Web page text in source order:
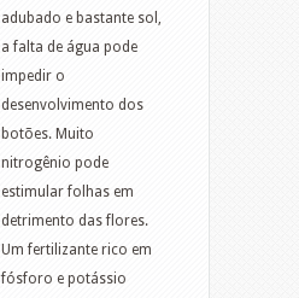
adubado e bastante sol,
a falta de água pode
impedir o
desenvolvimento dos
botões. Muito
nitrogênio pode
estimular folhas em
detrimento das flores.
Um fertilizante rico em
fósforo e potássio